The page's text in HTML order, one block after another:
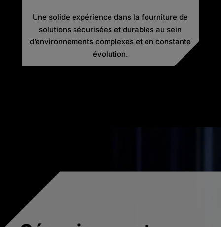
Une solide expérience dans la fourniture de
solutions sécurisées et durables au sein
d’environnements complexes et en constante
évolution.